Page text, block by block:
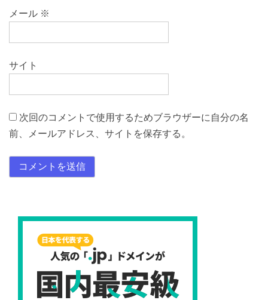
メール ※
サイト
次回のコメントで使用するためブラウザーに自分の名
前、メールアドレス、サイトを保存する。